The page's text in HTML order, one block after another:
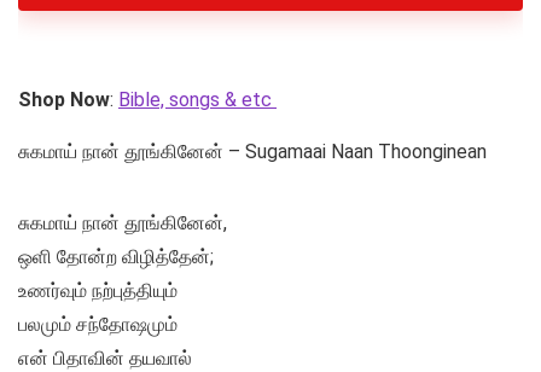
Shop Now: Bible, songs & etc
சுகமாய் நான் தூங்கினேன் – Sugamaai Naan Thoonginean
சுகமாய் நான் தூங்கினேன்,
ஒளி தோன்ற விழித்தேன்;
உணர்வும் நற்புத்தியும்
பலமும் சந்தோஷமும்
என் பிதாவின் தயவால்